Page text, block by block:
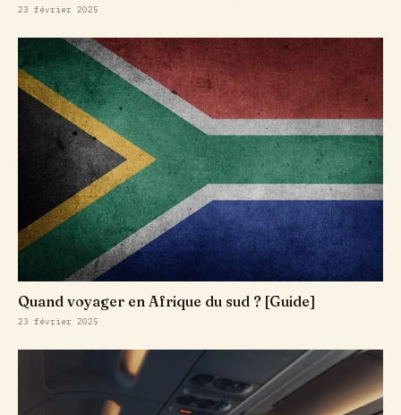
23 février 2025
Quand voyager en Afrique du sud ? [Guide]
23 février 2025